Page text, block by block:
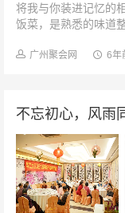
将我与你装进记忆的
饭菜，是熟悉的味道
记当年，饭堂里的我
广州聚会网 6年